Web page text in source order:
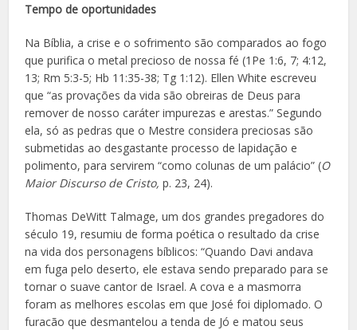
Tempo de oportunidades
Na Bíblia, a crise e o sofrimento são comparados ao fogo
que purifica o metal precioso de nossa fé (1Pe 1:6, 7; 4:12,
13; Rm 5:3-5; Hb 11:35-38; Tg 1:12). Ellen White escreveu
que “as provações da vida são obreiras de Deus para
remover de nosso caráter impurezas e arestas.” Segundo
ela, só as pedras que o Mestre considera preciosas são
submetidas ao desgastante processo de lapidação e
polimento, para servirem “como colunas de um palácio” (O
Maior Discurso de Cristo,p. 23, 24).
Thomas DeWitt Talmage, um dos grandes pregadores do
século 19, resumiu de forma poética o resultado da crise
na vida dos personagens bíblicos: “Quando Davi andava
em fuga pelo deserto, ele estava sendo preparado para se
tornar o suave cantor de Israel. A cova e a masmorra
foram as melhores escolas em que José foi diplomado. O
furacão que desmantelou a tenda de Jó e matou seus